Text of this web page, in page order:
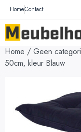
HomeContact
Home / Geen
50cm, kleur Blauw